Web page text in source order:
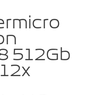
512Gb